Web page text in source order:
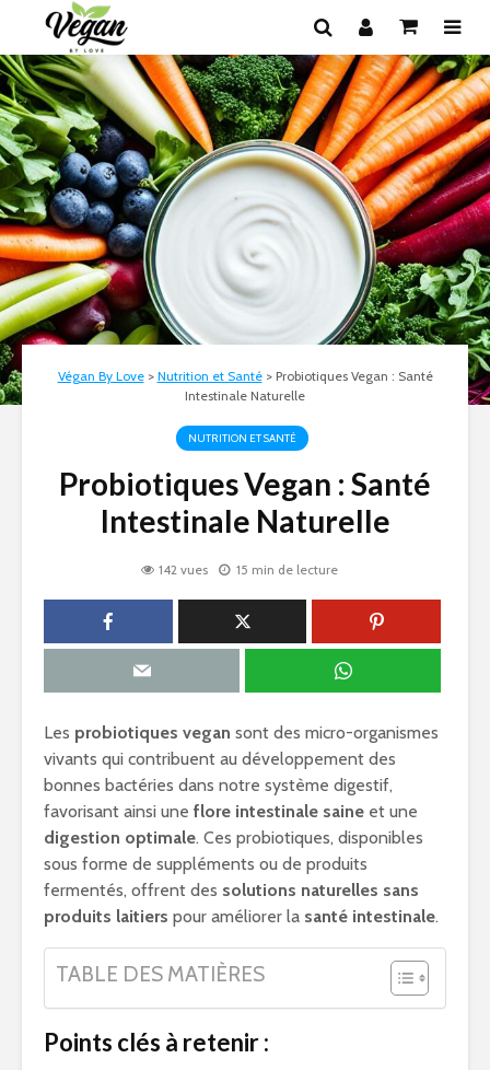
Végan By Love> Nutrition et Santé> Probiotiques Vegan : Santé
Intestinale Naturelle
NUTRITION ET SANTÉ
Probiotiques Vegan : Santé
Intestinale Naturelle
142 vues 15 min de lecture
Les probiotiques vegan sont des micro-organismes
vivants qui contribuent au développement des
bonnes bactéries dans notre système digestif,
favorisant ainsi une flore intestinale saine et une
digestion optimale. Ces probiotiques, disponibles
sous forme de suppléments ou de produits
fermentés, offrent des solutions naturelles sans
produits laitiers pour améliorer la santé intestinale.
TABLE DES MATIÈRES
Points clés à retenir :